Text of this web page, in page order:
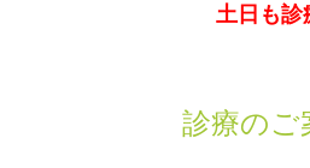
土日も診
診療のご